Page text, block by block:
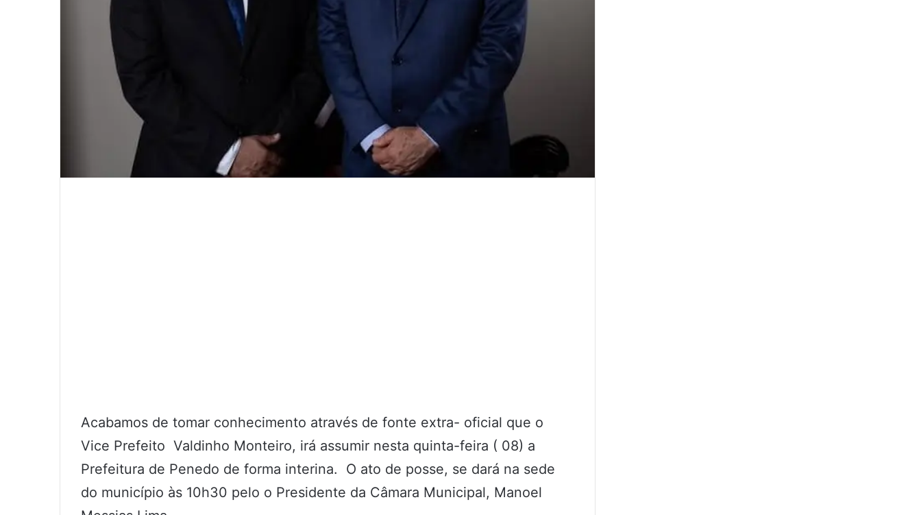
Acabamos de tomar conhecimento através de fonte extra- oficial que o
Vice Prefeito Valdinho Monteiro, irá assumir nesta quinta-feira ( 08) a
Prefeitura de Penedo de forma interina. O ato de posse, se dará na sede
do município às 10h30 pelo o Presidente da Câmara Municipal, Manoel